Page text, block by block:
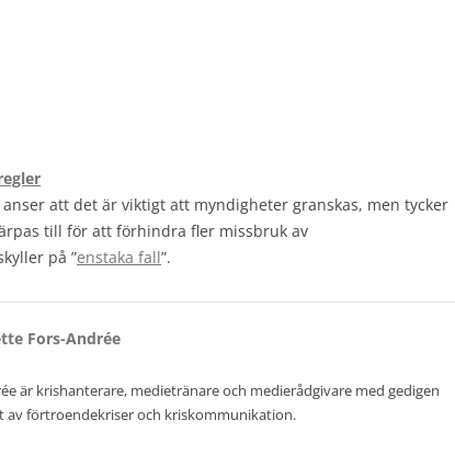
att det är viktigt att myndigheter granskas, men tycker
till för att förhindra fler missbruk av
på ”enstaka fall”.
Fors-Andrée
är krishanterare, medietränare och medierådgivare med gedigen
av förtroendekriser och kriskommunikation.